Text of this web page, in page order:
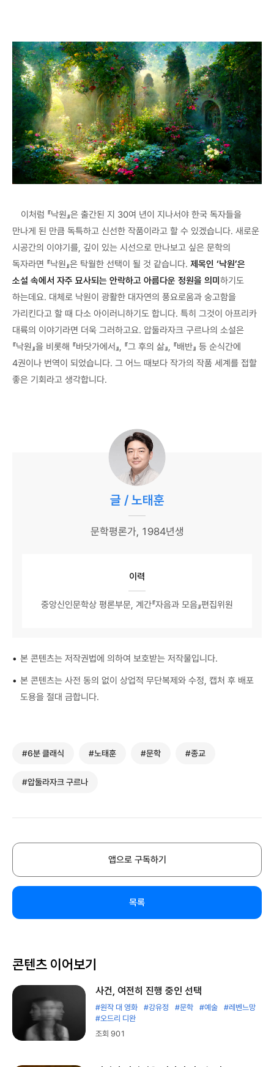
이처럼 『낙원』은 출간된 지 30여 년이 지나서야 한국 독자들을
만나게 된 만큼 독특하고 신선한 작품이라고 할 수 있겠습니다. 새로운
시공간의 이야기를, 깊이 있는 시선으로 만나보고 싶은 문학의
독자라면 『낙원』은 탁월한 선택이 될 것 같습니다. 제목인 ‘낙원’은
소설 속에서 자주 묘사되는 안락하고 아름다운 정원을 의미 하기도
하는데요. 대체로 낙원이 광활한 대자연의 풍요로움과 숭고함을
가리킨다고 할 때 다소 아이러니하기도 합니다. 특히 그것이 아프리카
대륙의 이야기라면 더욱 그러하고요. 압둘라자크 구르나의 소설은
『낙원』을 비롯해 『바닷가에서』, 『그 후의 삶』, 『배반』 등 순식간에
4권이나 번역이 되었습니다. 그 어느 때보다 작가의 작품 세계를 접할
좋은 기회라고 생각합니다.
글 / 노태훈
문학평론가, 1984년생
이력
중앙신인문학상 평론부문, 계간『자음과 모음』편집위원
• 본 콘텐츠는 저작권법에 의하여 보호받는 저작물입니다.
• 본 콘텐츠는 사전 동의 없이 상업적 무단복제와 수정, 캡처 후 배포
도용을 절대 금합니다.
#6분 클래식 #노태훈 #문학 #종교
#압둘라자크 구르나
앱으로 구독하기
목록
콘텐츠 이어보기
사건, 여전히 진행 중인 선택
#원작 대 영화 #강유정 #문학 #예술
#레벤느망
#오드리 디완
조회 901